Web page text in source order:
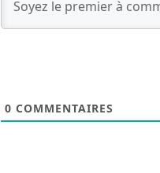
0 COMMENTAIRES